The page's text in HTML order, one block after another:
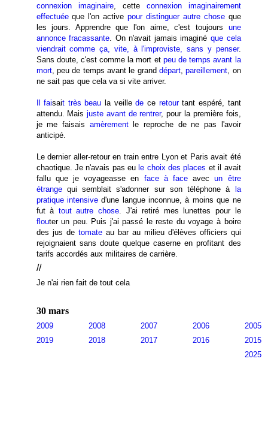
connexion imaginaire, cette connexion imaginairement
effectuéeque l'on active pour distinguer autre choseque
les jours. Apprendre que l'on aime, c'est toujours une
annonce fracassante. On n'avait jamais imaginé que cela
viendrait comme ça, vite, à l'improviste, sans y penser.
Sans doute, c'est comme la mort et peu de temps avant la
mort, peu de temps avant le grand départ,pareillement, on
ne sait pas que cela va si vite arriver.
Il faisait très beau la veillede ce retourtant espéré, tant
attendu. Maisjuste avant de rentrer, pour la première fois,
je me faisais amèrementle reproche de ne pas l'avoir
anticipé.
Le dernier aller-retour en train entre Lyon et Paris avait été
chaotique. Je n'avais pas eu le choix des places et il avait
fallu que je voyageasse en face à faceavecun être
étrangequi semblait s'adonner sur son téléphone à
la
pratique intensived'une langue inconnue, à moins que ne
fut à tout autre chose. J'ai retiré mes lunettes pour le
flouter un peu. Puis j'ai passé le reste du voyage à boire
des jus de tomateau bar au milieu d'élèves officiers qui
rejoignaient sans doute quelque caserne en profitant des
tarifs accordés aux militaires de carrière.
//
Je n'ai rien fait de tout cela
30 mars
2009 2008 2007 2006
2005
2019
2018 2017 2016
2015
2025